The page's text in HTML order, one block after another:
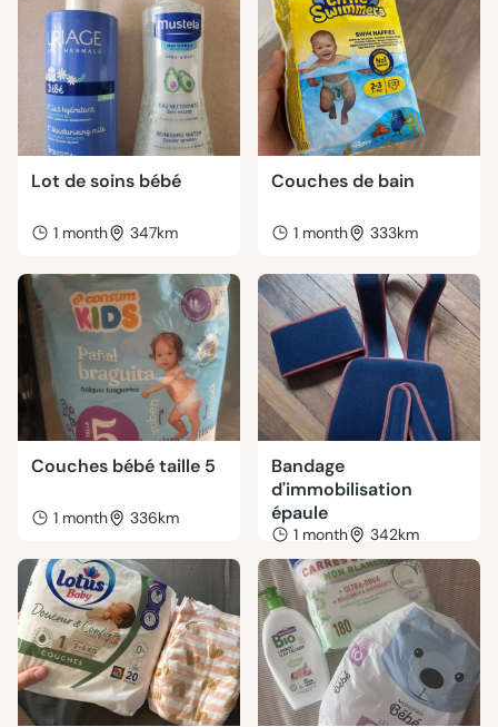
Lot de soins bébé
1 month 347km
Couches de bain
1 month 333km
Couches bébé taille 5
1 month 336km
Bandage
d'immobilisation
épaule
1 month 342km